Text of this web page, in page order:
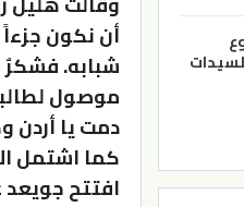
أن نكون
شبابه.
موصول
دمت يا أردن
كما اشتمل
افتتح جويعد